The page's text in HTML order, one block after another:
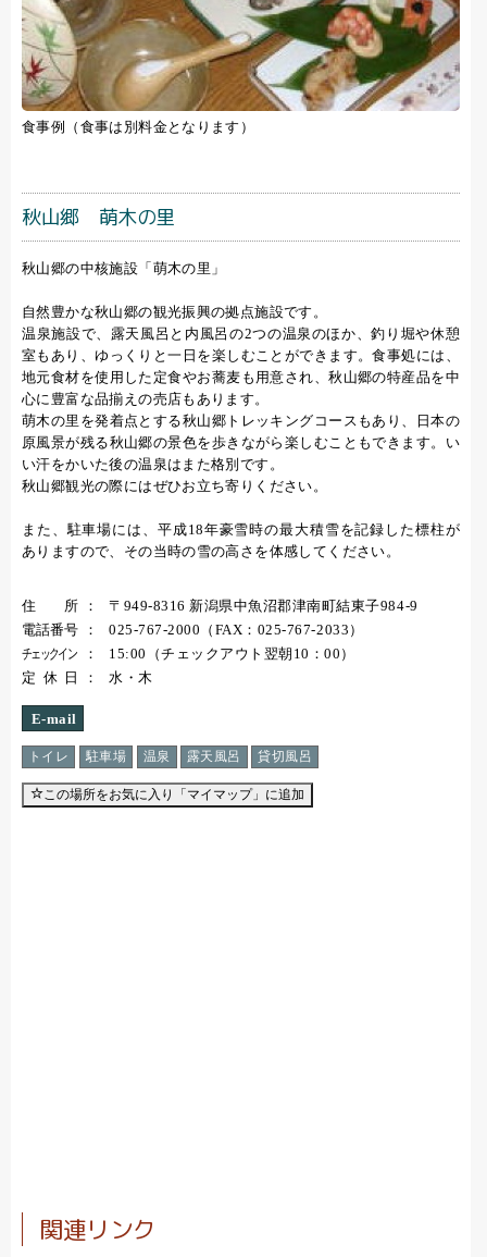
食事例（食事は別料金となります）
秋山郷 萌木の里
秋山郷の中核施設「萌木の里」
自然豊かな秋山郷の観光振興の拠点施設です。
温泉施設で、露天風呂と内風呂の2つの温泉のほか、釣り堀や休憩
室もあり、ゆっくりと一日を楽しむことができます。食事処には、
地元食材を使用した定食やお蕎麦も用意され、秋山郷の特産品を中
心に豊富な品揃えの売店もあります。
萌木の里を発着点とする秋山郷トレッキングコースもあり、日本の
原風景が残る秋山郷の景色を歩きながら楽しむこともできます。い
い汗をかいた後の温泉はまた格別です。
秋山郷観光の際にはぜひお立ち寄りください。
また、駐車場には、平成18年豪雪時の最大積雪を記録した標柱が
ありますので、その当時の雪の高さを体感してください。
住所
〒949-8316 新潟県中魚沼郡津南町結東子984-9
電話番号
025-767-2000（FAX：025-767-2033）
チェックイン
15:00（チェックアウト翌朝10：00）
定休日
水・木
E-mail
トイレ 駐車場 温泉 露天風呂 貸切風呂
この場所をお気に入り「マイマップ」に追加